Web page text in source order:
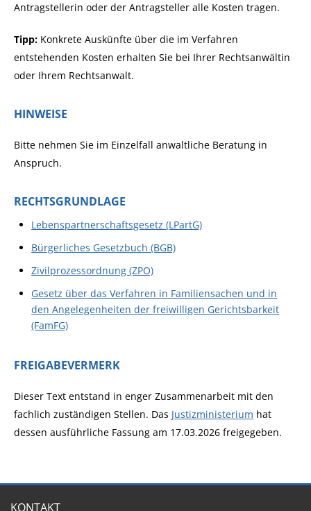
Antragstellerin oder der Antragsteller alle Kosten tragen.
Tipp: Konkrete Auskünfte über die im Verfahren
entstehenden Kosten erhalten Sie bei Ihrer Rechtsanwältin
oder Ihrem Rechtsanwalt.
HINWEISE
Bitte nehmen Sie im Einzelfall anwaltliche Beratung in
Anspruch.
RECHTSGRUNDLAGE
Lebenspartnerschaftsgesetz (LPartG)
Bürgerliches Gesetzbuch (BGB)
Zivilprozessordnung (ZPO)
Gesetz über das Verfahren in Familiensachen und in
den Angelegenheiten der freiwilligen Gerichtsbarkeit
(FamFG)
FREIGABEVERMERK
Dieser Text entstand in enger Zusammenarbeit mit den
fachlich zuständigen Stellen. Das Justizministerium hat
dessen ausführliche Fassung am 17.03.2026 freigegeben.
KONTAKT